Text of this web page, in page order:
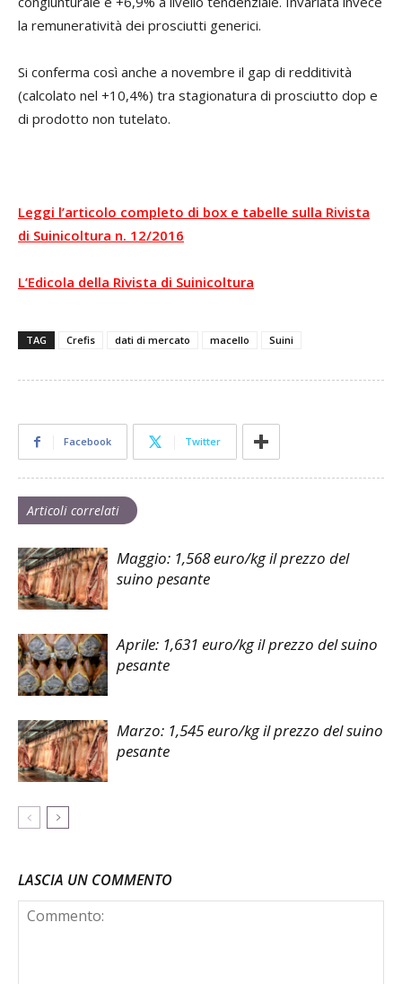
la remuneratività dei prosciutti generici.
Si conferma così anche a novembre il gap di redditività
(calcolato nel +10,4%) tra stagionatura di prosciutto dop e
di prodotto non tutelato.
Leggi l’articolo completo di box e tabelle sulla Rivista
di Suinicoltura n. 12/2016
L’Edicola della Rivista di Suinicoltura
TAG Crefis dati di mercato macello Suini
Facebook Twitter
Articoli correlati
Maggio: 1,568 euro/kg il prezzo del
suino pesante
Aprile: 1,631 euro/kg il prezzo del suino
pesante
Marzo: 1,545 euro/kg il prezzo del suino
pesante
LASCIA UN COMMENTO